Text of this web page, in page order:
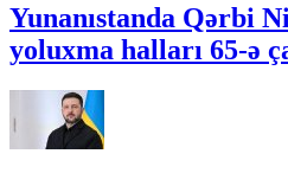
Yunanıstanda Qərbi
yoluxma halları 65-ə